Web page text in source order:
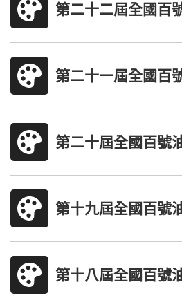
第二十二屆全國百
第二十一屆全國百
第二十屆全國百號
第十九屆全國百號
第十八屆全國百號